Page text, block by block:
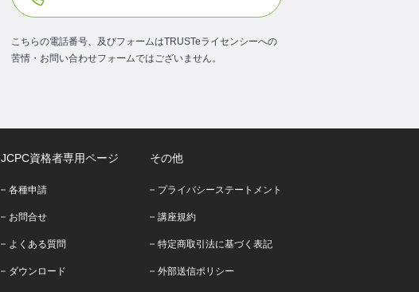
こちらの電話番号、及びフォームはTRUSTeライセンシーへの
苦情・お問い合わせフォームではございません。
JCPC資格者専用ページ
各種申請
お問合せ
よくある質問
ダウンロード
その他
プライバシーステートメント
講座規約
特定商取引法に基づく表記
外部送信ポリシー